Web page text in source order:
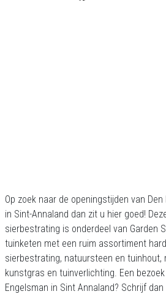
Op zoek naar de openingstijden van
in Sint-Annaland dan zit u hier goed!
sierbestrating is onderdeel van Garden
tuinketen met een ruim assortiment
sierbestrating, natuursteen en tuinhout,
kunstgras en tuinverlichting. Een
Engelsman in Sint Annaland? Schrijf